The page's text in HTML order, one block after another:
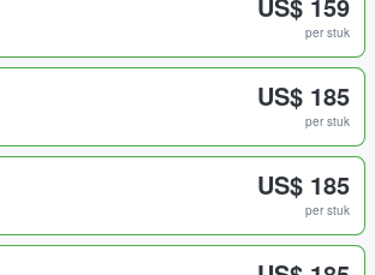
US$ 159
per stuk
US$ 185
per stuk
US$ 185
per stuk